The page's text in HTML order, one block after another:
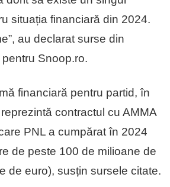
situația financiară din 2024.
au declarat surse din
Snoop.ro.
financiară pentru partid, în
contractul cu AMMA
PNL a cumpărat în 2024
de peste 100 de milioane de
de euro), susțin sursele citate.